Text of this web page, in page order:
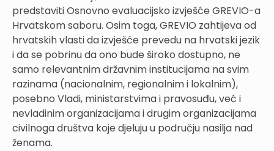
predstaviti Osnovno evaluacijsko izvješće GREVIO-a
Hrvatskom saboru. Osim toga, GREVIO zahtijeva od
hrvatskih vlasti da izvješće prevedu na hrvatski jezik
i da se pobrinu da ono bude široko dostupno, ne
samo relevantnim državnim institucijama na svim
razinama (nacionalnim, regionalnim i lokalnim),
posebno Vladi, ministarstvima i pravosuđu, već i
nevladinim organizacijama i drugim organizacijama
civilnoga društva koje djeluju u području nasilja nad
ženama.